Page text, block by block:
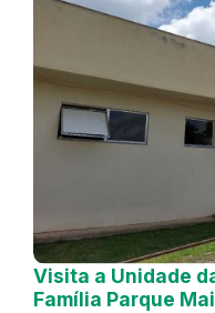
Visita a Unidade
Família Parque